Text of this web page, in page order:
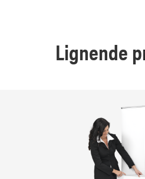
Lignende